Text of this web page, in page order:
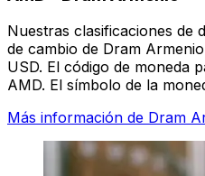
Nuestras clasificaciones de
de cambio de Dram
USD. El código de moneda
AMD. El símbolo de la
Más información de Dram